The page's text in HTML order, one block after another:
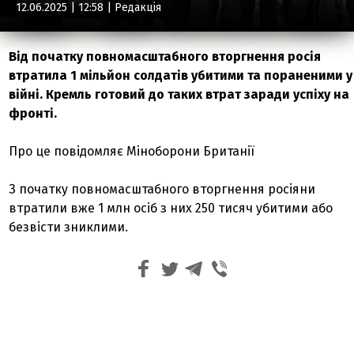
12.06.2025 | 12:58 | Редакція
Від початку повномасштабного вторгнення росія
втратила 1 мільйон солдатів убитими та пораненими у
війні. Кремль готовий до таких втрат заради успіху на
фронті.
Про це повідомляє Міноборони Британії
З початку повномасштабного вторгнення росіяни
втратили вже 1 млн осіб з них 250 тисяч убитими або
безвісти зниклими.